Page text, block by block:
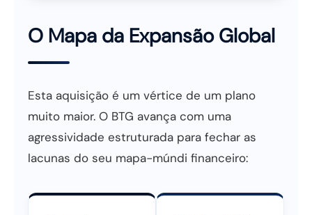
O Mapa da Expansão Global
Esta aquisição é um vértice de um plano
muito maior. O BTG avança com uma
agressividade estruturada para fechar as
lacunas do seu mapa-múndi financeiro: